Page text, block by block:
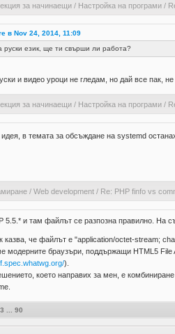
за начинаещи/ Настройка на програми/
в Nov 24, 2014, 11:09
руски език, ще ти свърши ли работа?
и видео уроци не гледам, но дай все пак,
за начинаещи/ Настройка на програми/
в темата за обсъждане на systemd
/ Web development/ Re: PHP finfo vs
5.5.* и там файлът се разпозна правилно. На
казва, че файлът е "application/octet-stream;
модерните браузъри, поддържащи HTML5 File
).
което направих за мен, е
3 90